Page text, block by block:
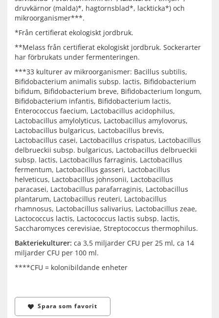
druvkärnor (malda)*, hagtornsblad*, lackticka*) och
mikroorganismer***.
*Från certifierat ekologiskt jordbruk.
**Melass från certifierat ekologiskt jordbruk. Sockerarter
har förbrukats under fermenteringen.
***33 kulturer av mikroorganismer: Bacillus subtilis,
Bifidobacterium animalis subsp. lactis, Bifidobacterium
bifidum, Bifidobacterium breve, Bifidobacterium longum,
Bifidobacterium infantis, Bifidobacterium lactis,
Enterococcus faecium, Lactobacillus acidophilus,
Lactobacillus amylolyticus, Lactobacillus amylovorus,
Lactobacillus bulgaricus, Lactobacillus brevis,
Lactobacillus casei, Lactobacillus crispatus, Lactobacillus
delbrueckii subsp. bulgaricus, Lactobacillus delbrueckii
subsp. lactis, Lactobacillus farraginis, Lactobacillus
fermentum, Lactobacillus gasseri, Lactobacillus
helveticus, Lactobacillus johnsonii, Lactobacillus
paracasei, Lactobacillus parafarraginis, Lactobacillus
plantarum, Lactobacillus reuteri, Lactobacillus
rhamnosus, Lactobacillus salivarius, Lactobacillus zeae,
Lactococcus lactis, Lactococcus lactis subsp. lactis,
Saccharomyces cerevisiae, Streptococcus thermophilus.
Bakteriekulturer: ca 3,5 miljarder CFU per 25 ml, ca 14
miljarder CFU per 100 ml.
****CFU = kolonibildande enheter
Spara som favorit